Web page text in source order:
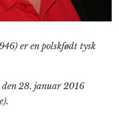
er en polskfødt tysk
den 28. januar 2016